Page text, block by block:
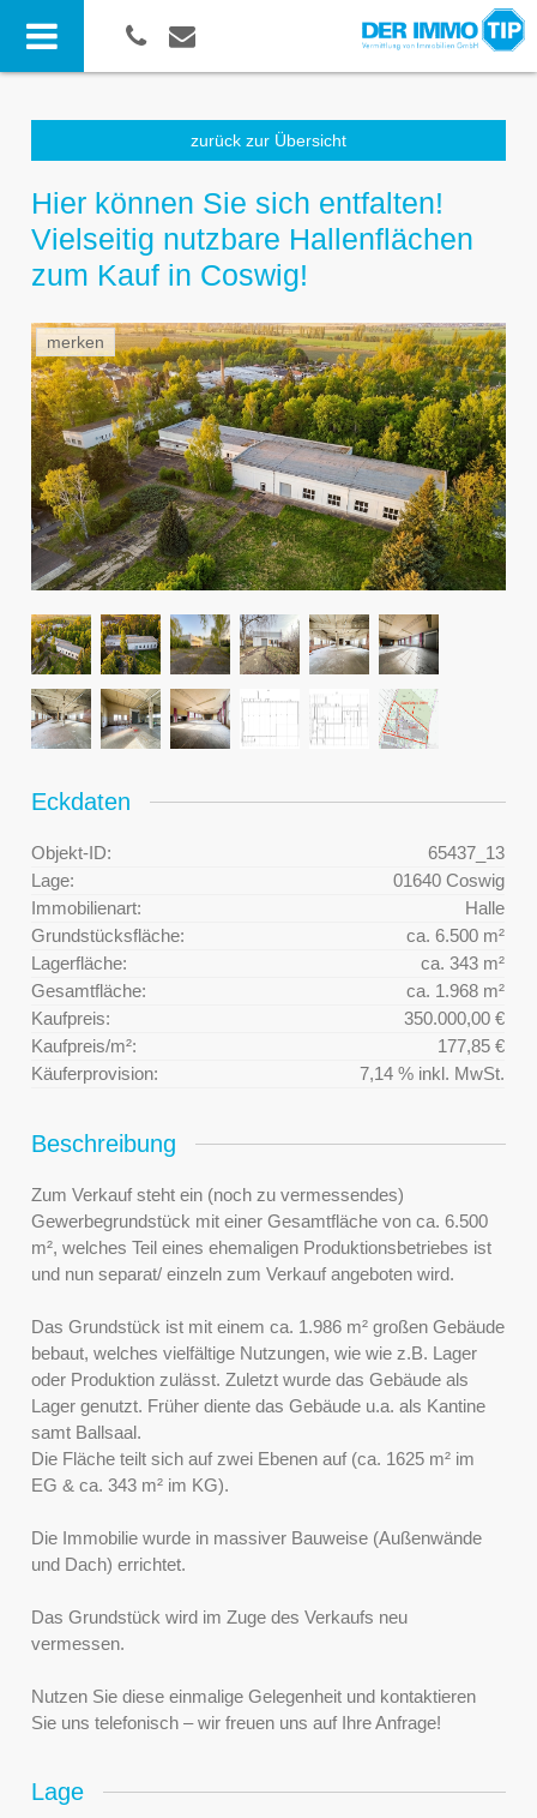
zurück zur Übersicht
Hier können Sie sich entfalten!
Vielseitig nutzbare Hallenflächen
zum Kauf in Coswig!
merken
Eckdaten
Objekt-ID:
65437_13
Lage:
01640 Coswig
Immobilienart:
Halle
Grundstücksfläche:
ca. 6.500 m²
Lagerfläche:
ca. 343 m²
Gesamtfläche:
ca. 1.968 m²
Kaufpreis:
350.000,00 €
Kaufpreis/m²:
177,85 €
Käuferprovision:
7,14 % inkl. MwSt.
Beschreibung
Zum Verkauf steht ein (noch zu vermessendes)
Gewerbegrundstück mit einer Gesamtfläche von ca. 6.500
m², welches Teil eines ehemaligen Produktionsbetriebes ist
und nun separat/ einzeln zum Verkauf angeboten wird.
Das Grundstück ist mit einem ca. 1.986 m² großen Gebäude
bebaut, welches vielfältige Nutzungen, wie wie z.B. Lager
oder Produktion zulässt. Zuletzt wurde das Gebäude als
Lager genutzt. Früher diente das Gebäude u.a. als Kantine
samt Ballsaal.
Die Fläche teilt sich auf zwei Ebenen auf (ca. 1625 m² im
EG & ca. 343 m² im KG).
Die Immobilie wurde in massiver Bauweise (Außenwände
und Dach) errichtet.
Das Grundstück wird im Zuge des Verkaufs neu
vermessen.
Nutzen Sie diese einmalige Gelegenheit und kontaktieren
Sie uns telefonisch – wir freuen uns auf Ihre Anfrage!
Lage